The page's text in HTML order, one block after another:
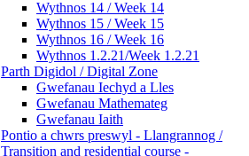
Wythnos 14 / Week 14
Wythnos 15 / Week 15
Wythnos 16 / Week 16
Wythnos 1.2.21/Week 1.2.21
Parth Digidol / Digital Zone
Gwefanau Iechyd a Lles
Gwefanau Mathemateg
Gwefanau Iaith
Pontio a chwrs preswyl - Llangrannog /
Transition and residential course -